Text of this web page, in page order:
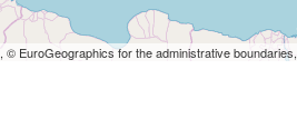
, © EuroGeographics for the administrative boundaries,